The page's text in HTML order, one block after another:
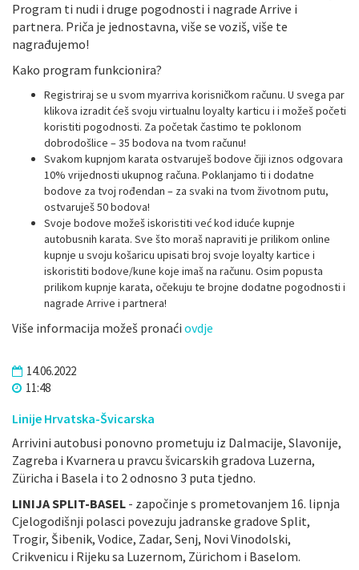
Program ti nudi i druge pogodnosti i nagrade Arrive i
partnera. Priča je jednostavna, više se voziš, više te
nagrađujemo!
Kako program funkcionira?
Registriraj se u svom myarriva korisničkom računu. U svega par
klikova izradit ćeš svoju virtualnu loyalty karticu i i možeš početi
koristiti pogodnosti. Za početak častimo te poklonom
dobrodošlice – 35 bodova na tvom računu!
Svakom kupnjom karata ostvaruješ bodove čiji iznos odgovara
10% vrijednosti ukupnog računa. Poklanjamo ti i dodatne
bodove za tvoj rođendan – za svaki na tvom životnom putu,
ostvaruješ 50 bodova!
Svoje bodove možeš iskoristiti već kod iduće kupnje
autobusnih karata. Sve što moraš napraviti je prilikom online
kupnje u svoju košaricu upisati broj svoje loyalty kartice i
iskoristiti bodove/kune koje imaš na računu. Osim popusta
prilikom kupnje karata, očekuju te brojne dodatne pogodnosti i
nagrade Arrive i partnera!
Više informacija možeš pronaći ovdje
14.06.2022
11:48
Linije Hrvatska-Švicarska
Arrivini autobusi ponovno prometuju iz Dalmacije, Slavonije,
Zagreba i Kvarnera u pravcu švicarskih gradova Luzerna,
Züricha i Basela i to 2 odnosno 3 puta tjedno.
LINIJA SPLIT-BASEL - započinje s prometovanjem 16. lipnja
Cjelogodišnji polasci povezuju jadranske gradove Split,
Trogir, Šibenik, Vodice, Zadar, Senj, Novi Vinodolski,
Crikvenicu i Rijeku sa Luzernom, Zürichom i Baselom.